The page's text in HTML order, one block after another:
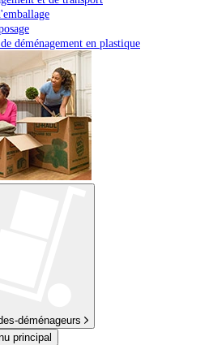
déménagement en plastique
déménageurs
principal